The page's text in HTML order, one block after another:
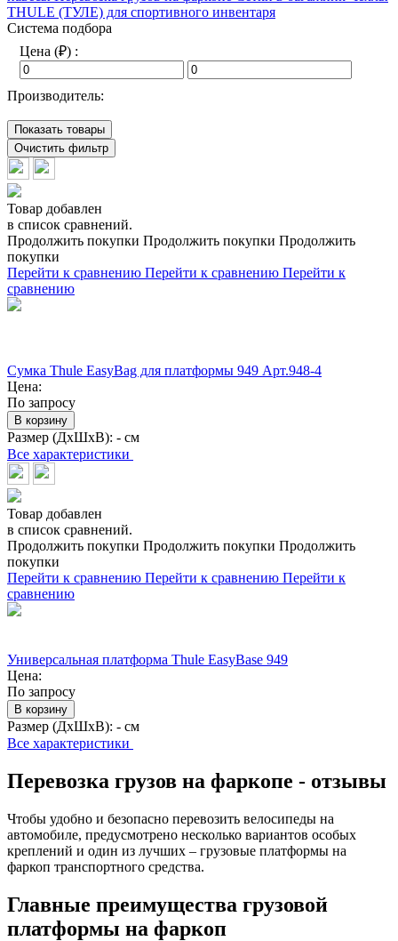
THULE (ТУЛЕ) для спортивного инвентаря
Система подбора
Цена (₽) :
Производитель:
Показать товары
Очистить фильтр
Товар добавлен
в список сравнений.
Продолжить покупки Продолжить покупки Продолжить
покупки
Перейти к сравнению Перейти к сравнению Перейти к
сравнению
Сумка Thule EasyBag для платформы 949 Арт.948-4
Цена:
По запросу
В корзину
Размер (ДхШхВ): - см
Все характеристики
Товар добавлен
в список сравнений.
Продолжить покупки Продолжить покупки Продолжить
покупки
Перейти к сравнению Перейти к сравнению Перейти к
сравнению
Универсальная платформа Thule EasyBase 949
Цена:
По запросу
В корзину
Размер (ДхШхВ): - см
Все характеристики
Перевозка грузов на фаркопе - отзывы
Чтобы удобно и безопасно перевозить велосипеды на
автомобиле, предусмотрено несколько вариантов особых
креплений и один из лучших – грузовые платформы на
фаркоп транспортного средства.
Главные преимущества грузовой
платформы на фаркоп